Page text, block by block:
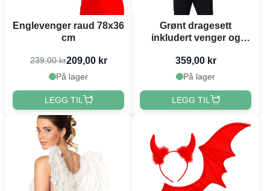
Englevenger raud 78x36
cm
239,00 kr209,00 kr
På lager
LEGG TIL
Grønt dragesett
inkludert venger og
359,00 kr
På lager
LEGG TIL